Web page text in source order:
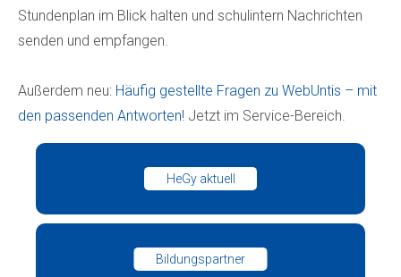
Stundenplan im Blick halten und schulintern Nachrichten
senden und empfangen.
Außerdem neu: Häufig gestellte Fragen zu WebUntis – mit
den passenden Antworten! Jetzt im Service-Bereich.
HeGy aktuell
Bildungspartner